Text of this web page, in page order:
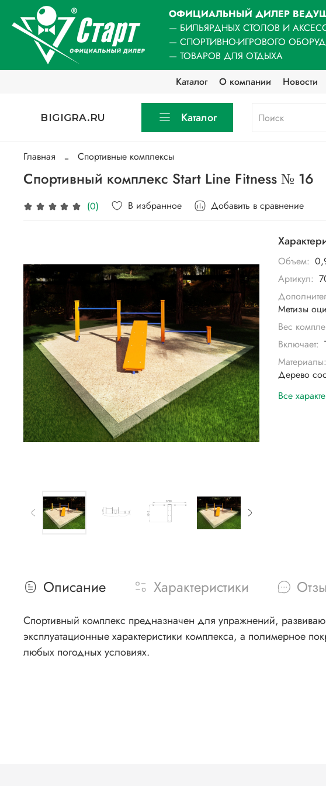
ОФИЦИАЛЬНЫЙ ДИЛЕР
— БИЛЬЯРДНЫХ СТОЛОВ И
— СПОРТИВНО-ИГРОВОГО
— ТОВАРОВ ДЛЯ ОТДЫХА
Каталог
О компании Новости
BIGIGRA.RU Каталог
Главная Спортивные комплексы
Спортивный комплекс Start Line Fitness № 16
(0) В избранное Добавить в сравнение
Объем:
Артикул:
Метизы
Вес
Включает:
Материалы:
Дерево
Все
Описание Характеристики
Спортивный комплекс предназначен для упражнений,
эксплуатационные характеристики комплекса, а полимерное
любых погодных условиях.